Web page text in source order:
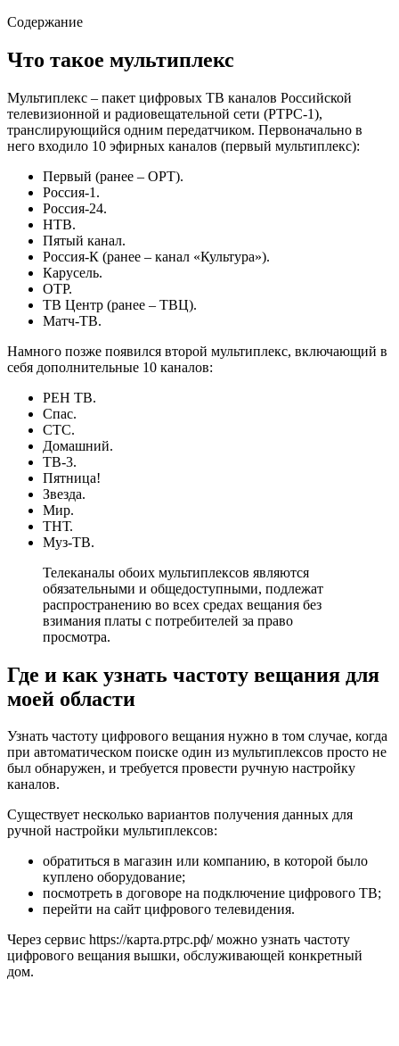
Содержание
Что такое мультиплекс
Мультиплекс – пакет цифровых ТВ каналов Российской
телевизионной и радиовещательной сети (РТРС-1),
транслирующийся одним передатчиком. Первоначально в
него входило 10 эфирных каналов (первый мультиплекс):
Первый (ранее – ОРТ).
Россия-1.
Россия-24.
НТВ.
Пятый канал.
Россия-К (ранее – канал «Культура»).
Карусель.
ОТР.
ТВ Центр (ранее – ТВЦ).
Матч-ТВ.
Намного позже появился второй мультиплекс, включающий в
себя дополнительные 10 каналов:
РЕН ТВ.
Спас.
СТС.
Домашний.
ТВ-3.
Пятница!
Звезда.
Мир.
ТНТ.
Муз-ТВ.
Телеканалы обоих мультиплексов являются
обязательными и общедоступными, подлежат
распространению во всех средах вещания без
взимания платы с потребителей за право
просмотра.
Где и как узнать частоту вещания для
моей области
Узнать частоту цифрового вещания нужно в том случае, когда
при автоматическом поиске один из мультиплексов просто не
был обнаружен, и требуется провести ручную настройку
каналов.
Существует несколько вариантов получения данных для
ручной настройки мультиплексов:
обратиться в магазин или компанию, в которой было
куплено оборудование;
посмотреть в договоре на подключение цифрового ТВ;
перейти на сайт цифрового телевидения.
Через сервис https://карта.ртрс.рф/ можно узнать частоту
цифрового вещания вышки, обслуживающей конкретный
дом.